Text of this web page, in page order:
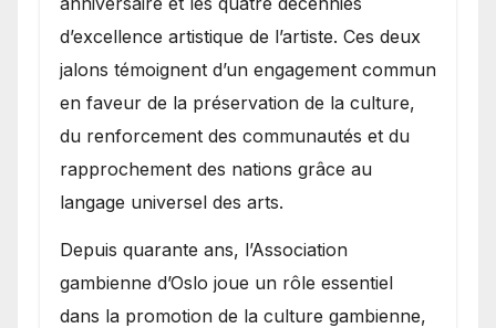
d’excellence artistique de l’artiste. Ces deux
jalons témoignent d’un engagement commun
en faveur de la préservation de la culture,
du renforcement des communautés et du
rapprochement des nations grâce au
langage universel des arts.
​Depuis quarante ans, l’Association
gambienne d’Oslo joue un rôle essentiel
dans la promotion de la culture gambienne,